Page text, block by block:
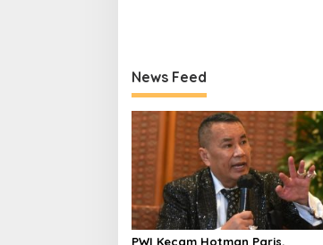
News Feed
PWI Kecam Hotman Paris,